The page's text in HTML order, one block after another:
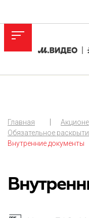
Главная
Обязательное
Внутренние документы